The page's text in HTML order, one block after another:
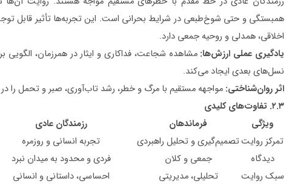
همبستگی و حتی شوخ‌طبعی در شرایط بحرانی است. این تجربه‌ها تأثیر قابل
اخلاقی، همدلی و روحیه جمعی دارد.
یادگیری عملی ارزش‌ها: مشاهده شجاعت، فداکاری و ایثار در همرزمان، الگویی
نسل‌های بعدی ایجاد می‌کند.
اثر روان‌شناختی: مواجهه مستقیم با مرگ و خطر، رشد تاب‌آوری، صبر و تحمل را
۲.۳. تفاوت‌های کلیدی
ویژگی
فرماندهان
رزمندگان عادی
تمرکز روایتتصمیم‌گیری و تحلیل راهبردی
تجربه انسانی و روزمره
دیدگاه
جمعی و کلان
فردی و محدود به میدان نبرد
سبک روایت
تحلیلی، مدیریتی
احساسی، داستانی و انسانی